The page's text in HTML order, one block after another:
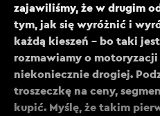
zajawiliśmy, że w drugim
tym, jak się wyróżnić i
każdą kieszeń - bo taki
rozmawiamy o
niekoniecznie drogiej.
troszeczkę na ceny,
kupić. Myślę, że takim